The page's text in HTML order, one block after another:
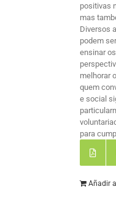
positivas
mas
Diversos
podem
ensinar
melhorar
quem
e social
para
Añadir